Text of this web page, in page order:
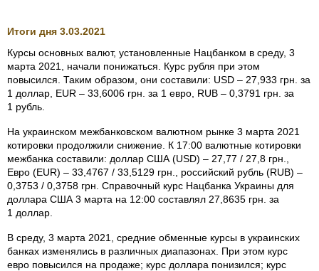
Итоги дня 3.03.2021
Курсы основных валют, установленные Нацбанком в среду, 3
марта 2021, начали понижаться. Курс рубля при этом
повысился. Таким образом, они составили: USD – 27,933 грн. за
1 доллар, EUR – 33,6006 грн. за 1 евро, RUB – 0,3791 грн. за
1 рубль.
На украинском межбанковском валютном рынке 3 марта 2021
котировки продолжили снижение. К 17:00 валютные котировки
межбанка составили: доллар США (USD) – 27,77 / 27,8 грн.,
Евро (EUR) – 33,4767 / 33,5129 грн., российский рубль (RUB) –
0,3753 / 0,3758 грн. Справочный курс Нацбанка Украины для
доллара США 3 марта на 12:00 составлял 27,8635 грн. за
1 доллар.
В среду, 3 марта 2021, средние обменные курсы в украинских
банках изменялись в различных диапазонах. При этом курс
евро повысился на продаже; курс доллара понизился; курс